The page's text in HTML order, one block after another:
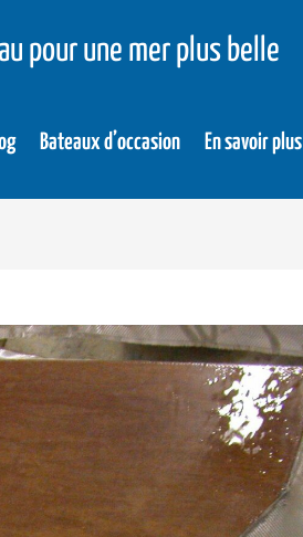
pour une mer plus belle
Bateaux d’occasion En savoir plus